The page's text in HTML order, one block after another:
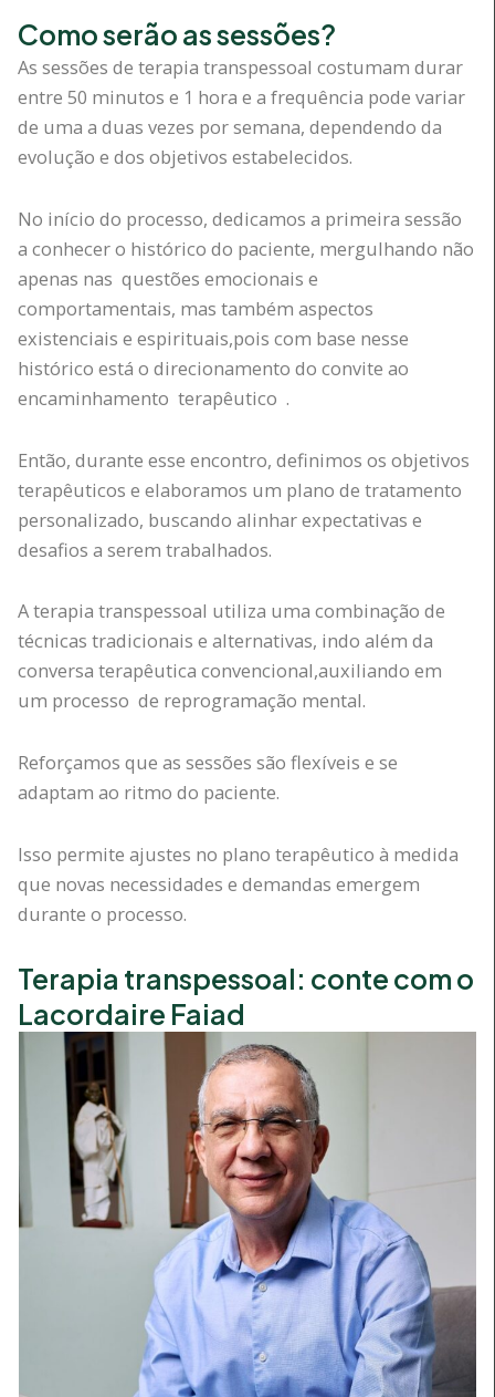
Como serão as sessões?
As sessões de terapia transpessoal costumam durar
entre 50 minutos e 1 hora e a frequência pode variar
de uma a duas vezes por semana, dependendo da
evolução e dos objetivos estabelecidos.
No início do processo, dedicamos a primeira sessão
a conhecer o histórico do paciente, mergulhando não
apenas nas questões emocionais e
comportamentais, mas também aspectos
existenciais e espirituais,pois com base nesse
histórico está o direcionamento do convite ao
encaminhamento terapêutico .
Então, durante esse encontro, definimos os objetivos
terapêuticos e elaboramos um plano de tratamento
personalizado, buscando alinhar expectativas e
desafios a serem trabalhados.
A terapia transpessoal utiliza uma combinação de
técnicas tradicionais e alternativas, indo além da
conversa terapêutica convencional,auxiliando em
um processo de reprogramação mental.
Reforçamos que as sessões são flexíveis e se
adaptam ao ritmo do paciente.
Isso permite ajustes no plano terapêutico à medida
que novas necessidades e demandas emergem
durante o processo.
Terapia transpessoal: conte com o
Lacordaire Faiad